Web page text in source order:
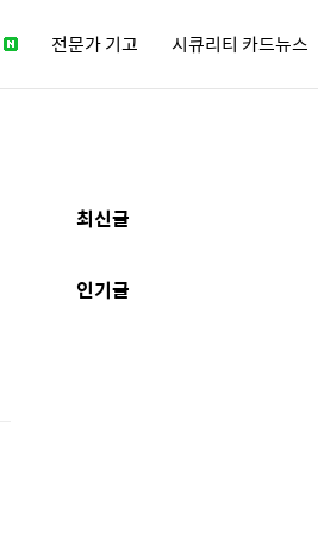
전문가 기고 시큐리티 카드뉴스
추
정
최신글
인기글